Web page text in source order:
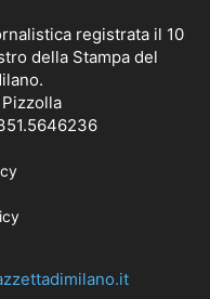
registrata il 10
della Stampa del